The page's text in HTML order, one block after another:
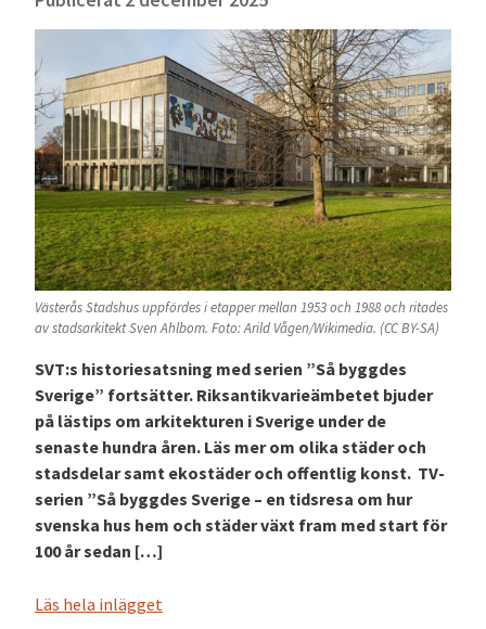
Västerås Stadshus uppfördes i etapper mellan 1953 och 1988 och ritades
av stadsarkitekt Sven Ahlbom. Foto: Arild Vågen/Wikimedia. (CC BY-SA)
SVT:s historiesatsning med serien ”Så byggdes
Sverige” fortsätter. Riksantikvarieämbetet bjuder
på lästips om arkitekturen i Sverige under de
senaste hundra åren. Läs mer om olika städer och
stadsdelar samt ekostäder och offentlig konst. TV-
serien ”Så byggdes Sverige – en tidsresa om hur
svenska hus hem och städer växt fram med start för
100 år sedan […]
Läs hela inlägget